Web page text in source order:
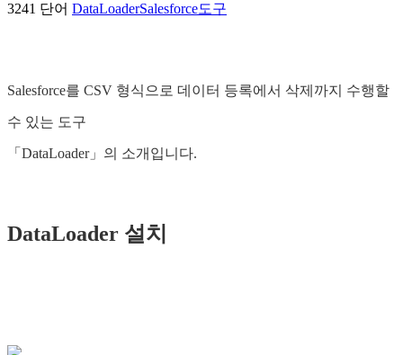
3241 단어 DataLoaderSalesforce도구
Salesforce를 CSV 형식으로 데이터 등록에서 삭제까지 수행할
수 있는 도구
「DataLoader」의 소개입니다.
DataLoader 설치